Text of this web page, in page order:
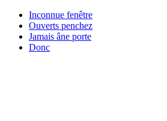
Inconnue fenêtre
Ouverts penchez
Jamais âne porte
Donc